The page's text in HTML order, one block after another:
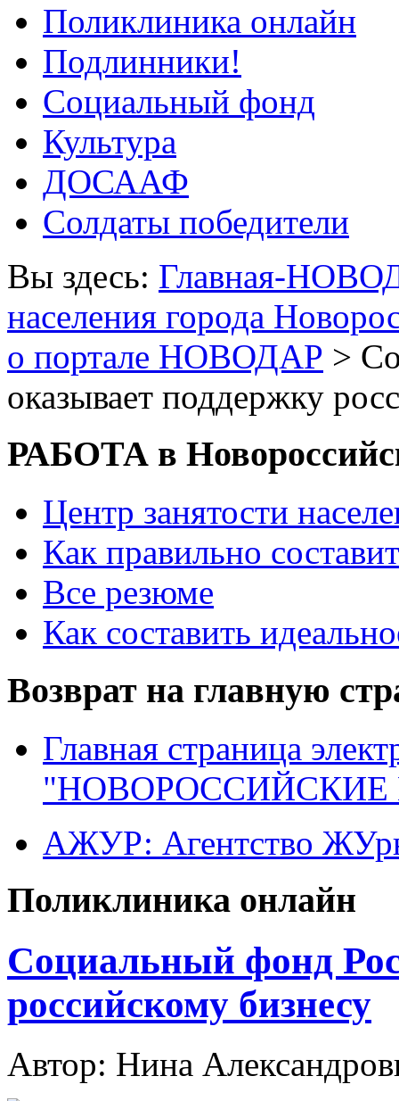
Поликлиника онлайн
Подлинники!
Социальный фонд
Культура
ДОСААФ
Солдаты победители
Вы здесь: Главная-
населения города
о портале НОВОДАР >
оказывает поддержку
РАБОТА в
Центр занятости
Как правильно
Все резюме
Как составить
Возврат на главную
Главная страница
"НОВОРОССИЙСКИЕ
АЖУР: Агентство
Поликлиника онлайн
Социальный фонд
российскому бизнесу
Автор: Нина